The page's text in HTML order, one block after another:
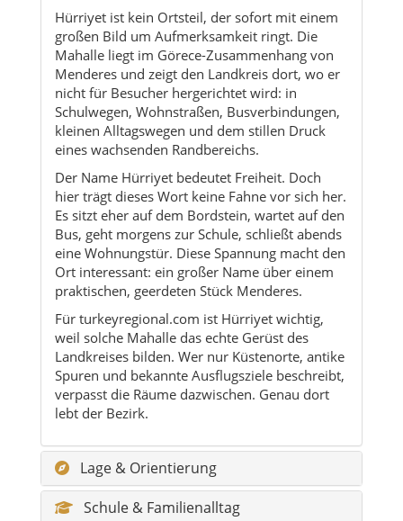
Hürriyet ist kein Ortsteil, der sofort mit einem
großen Bild um Aufmerksamkeit ringt. Die
Mahalle liegt im Görece-Zusammenhang von
Menderes und zeigt den Landkreis dort, wo er
nicht für Besucher hergerichtet wird: in
Schulwegen, Wohnstraßen, Busverbindungen,
kleinen Alltagswegen und dem stillen Druck
eines wachsenden Randbereichs.
Der Name Hürriyet bedeutet Freiheit. Doch
hier trägt dieses Wort keine Fahne vor sich her.
Es sitzt eher auf dem Bordstein, wartet auf den
Bus, geht morgens zur Schule, schließt abends
eine Wohnungstür. Diese Spannung macht den
Ort interessant: ein großer Name über einem
praktischen, geerdeten Stück Menderes.
Für turkeyregional.com ist Hürriyet wichtig,
weil solche Mahalle das echte Gerüst des
Landkreises bilden. Wer nur Küstenorte, antike
Spuren und bekannte Ausflugsziele beschreibt,
verpasst die Räume dazwischen. Genau dort
lebt der Bezirk.
Lage & Orientierung
Schule & Familienalltag